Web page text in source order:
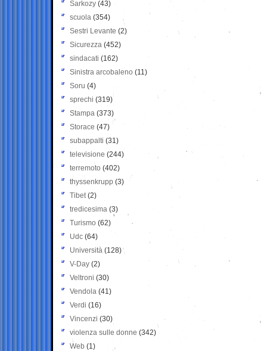
Sarkozy (43)
scuola (354)
Sestri Levante (2)
Sicurezza (452)
sindacati (162)
Sinistra arcobaleno (11)
Soru (4)
sprechi (319)
Stampa (373)
Storace (47)
subappalti (31)
televisione(244)
terremoto (402)
thyssenkrupp (3)
Tibet(2)
tredicesima (3)
Turismo (62)
Udc (64)
Università (128)
V-Day (2)
Veltroni (30)
Vendola (41)
Verdi (16)
Vincenzi (30)
violenza sulle donne (342)
Web (1)